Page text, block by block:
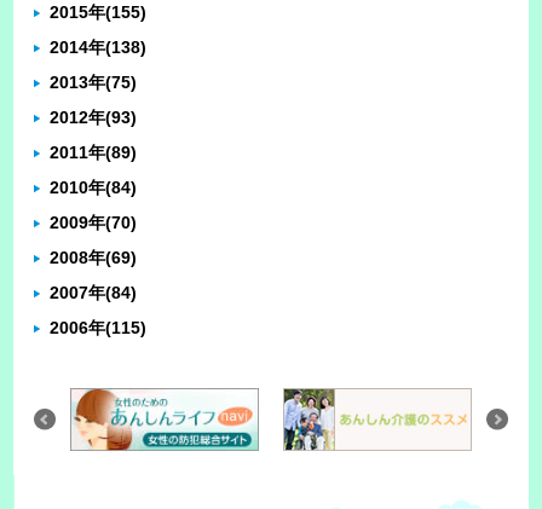
2015年(155)
2014年(138)
2013年(75)
2012年(93)
2011年(89)
2010年(84)
2009年(70)
2008年(69)
2007年(84)
2006年(115)